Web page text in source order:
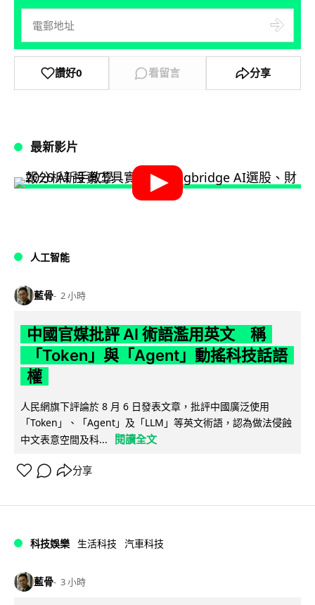
讚好0 看留言 分享
最新影片
人工智能
藍骨 2 小時
中國官媒批評 AI 術語濫用英文 稱
「Token」與「Agent」動搖科技話語
權
人民網旗下評論於 8 月 6 日發表文章，批評中國廣泛使用
「Token」、「Agent」及「LLM」等英文術語，認為做法侵蝕
中文表意空間及科...
閱讀全文
分享
科技娛樂 生活科技 汽車科技
藍骨 3 小時